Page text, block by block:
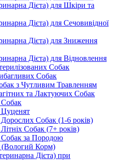
Дієта) для Шкіри та
Дієта) для Сечовивідної
Дієта) для Зниження
Дієта) для Відновлення
Собак
Собак
з Чутливим Травленням
та Лактуючих Собак
Собак (1-6 років)
Собак (7+ років)
за Породою
(Вологий Корм)
Дієта) при